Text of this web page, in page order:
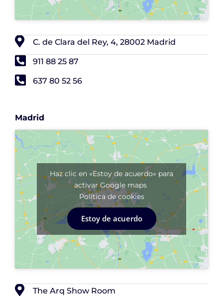
C. de Clara del Rey, 4, 28002 Madrid
911 88 25 87
637 80 52 56
Madrid
Haz clic en «Estoy de acuerdo» para
activar Google maps
Política de cookies
Estoy de acuerdo
The Arq Show Room